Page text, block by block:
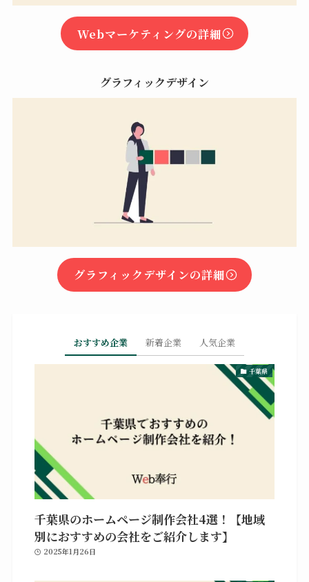
Webマーケティングの詳細
グラフィックデザイン
グラフィックデザインの詳細
おすすめ企業 新着企業 人気企業
千葉県
千葉県のホームページ制作会社4選！【地域
別におすすめの会社をご紹介します】
2025年1月26日